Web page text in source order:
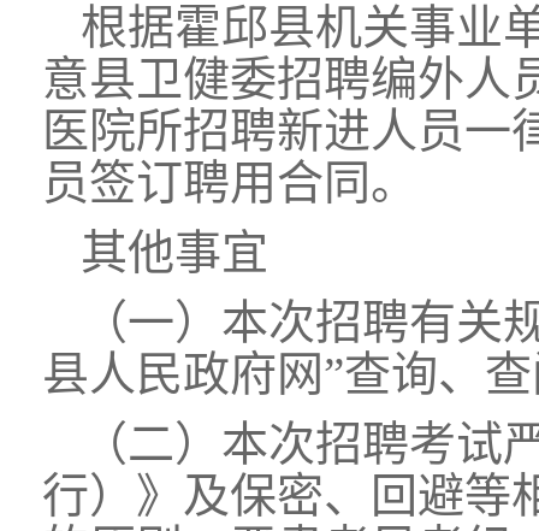
根据霍邱县机关事业
意县卫健委招聘编外人
医院所招聘新进人员一
员签订聘用合同。
其他事宜
（一）本次招聘有关
县人民政府网”查询、
（二）本次招聘考
行）》及保密、回避等